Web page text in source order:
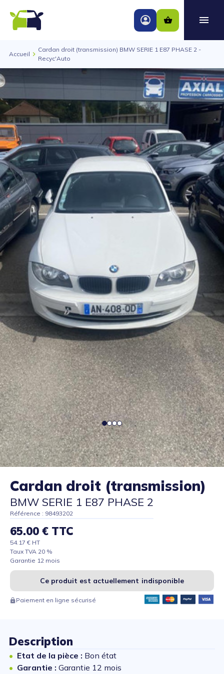
Accueil
Cardan droit (transmission) BMW SERIE 1 E87 PHASE 2 -
Recyc'Auto
Cardan droit (transmission)
BMW SERIE 1 E87 PHASE 2
Référence : 98493202
65.00 € TTC
54.17 € HT
Taux TVA 20 %
Garantie 12 mois
Ce produit est actuellement indisponible
Paiement en ligne sécurisé
Description
Etat de la pièce : Bon état
Garantie : Garantie 12 mois